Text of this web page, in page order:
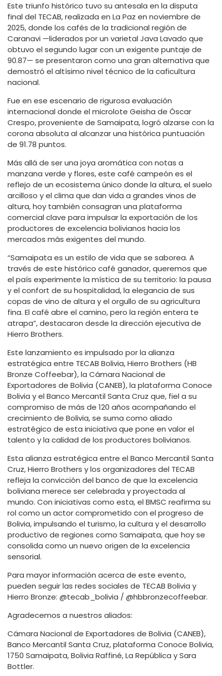
Este triunfo histórico tuvo su antesala en la disputa
final del TECAB, realizada en La Paz en noviembre de
2025, donde los cafés de la tradicional región de
Caranavi —liderados por un varietal Java Lavado que
obtuvo el segundo lugar con un exigente puntaje de
90.87— se presentaron como una gran alternativa que
demostró el altísimo nivel técnico de la caficultura
nacional.
Fue en ese escenario de rigurosa evaluación
internacional donde el microlote Geisha de Óscar
Crespo, proveniente de Samaipata, logró alzarse con la
corona absoluta al alcanzar una histórica puntuación
de 91.78 puntos.
Más allá de ser una joya aromática con notas a
manzana verde y flores, este café campeón es el
reflejo de un ecosistema único donde la altura, el suelo
arcilloso y el clima que dan vida a grandes vinos de
altura, hoy también consagran una plataforma
comercial clave para impulsar la exportación de los
productores de excelencia bolivianos hacia los
mercados más exigentes del mundo.
“Samaipata es un estilo de vida que se saborea. A
través de este histórico café ganador, queremos que
el país experimente la mística de su territorio: la pausa
y el confort de su hospitalidad, la elegancia de sus
copas de vino de altura y el orgullo de su agricultura
fina. El café abre el camino, pero la región entera te
atrapa”, destacaron desde la dirección ejecutiva de
Hierro Brothers.
Este lanzamiento es impulsado por la alianza
estratégica entre TECAB Bolivia, Hierro Brothers (HB
Bronze Coffeebar), la Cámara Nacional de
Exportadores de Bolivia (CANEB), la plataforma Conoce
Bolivia y el Banco Mercantil Santa Cruz que, fiel a su
compromiso de más de 120 años acompañando el
crecimiento de Bolivia, se suma como aliado
estratégico de esta iniciativa que pone en valor el
talento y la calidad de los productores bolivianos.
Esta alianza estratégica entre el Banco Mercantil Santa
Cruz, Hierro Brothers y los organizadores del TECAB
refleja la convicción del banco de que la excelencia
boliviana merece ser celebrada y proyectada al
mundo. Con iniciativas como esta, el BMSC reafirma su
rol como un actor comprometido con el progreso de
Bolivia, impulsando el turismo, la cultura y el desarrollo
productivo de regiones como Samaipata, que hoy se
consolida como un nuevo origen de la excelencia
sensorial.
Para mayor información acerca de este evento,
pueden seguir las redes sociales de TECAB Bolivia y
Hierro Bronze: @tecab_bolivia / @hbbronzecoffeebar.
Agradecemos a nuestros aliados:
Cámara Nacional de Exportadores de Bolivia (CANEB),
Banco Mercantil Santa Cruz, plataforma Conoce Bolivia,
1750 Samaipata, Bolivia Raffiné, La República y Sara
Bottler.